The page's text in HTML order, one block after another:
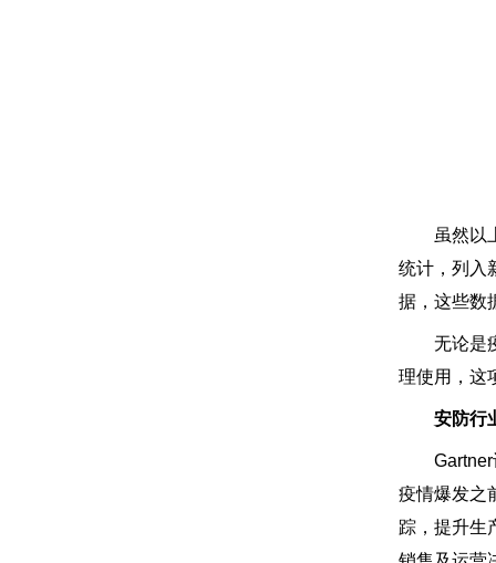
虽然以上
统计，列入
据，这些数
无论是疫
理使用，这
安防行
Gartner认
疫情爆发之
踪，提升生